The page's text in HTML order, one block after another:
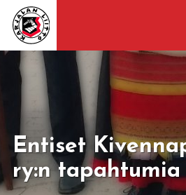
Entiset
ry:n tapahtumia